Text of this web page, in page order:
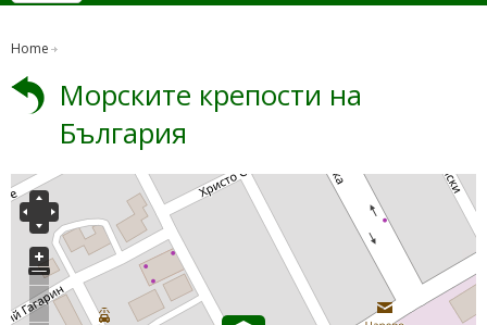
Home
Морските крепости на
България